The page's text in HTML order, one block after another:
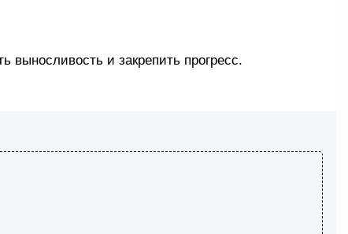
и закрепить прогресс.